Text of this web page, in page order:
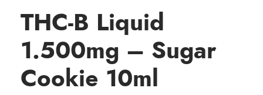
THC-B Liquid
1.500mg – Sugar
Cookie 10ml